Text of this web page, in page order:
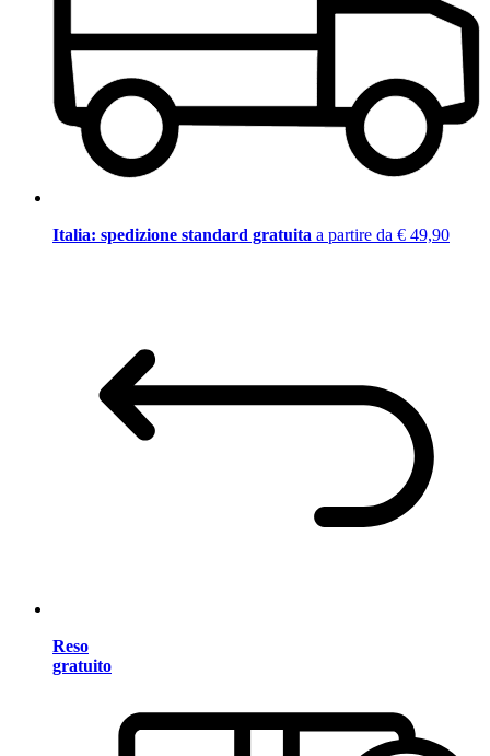
Italia: spedizione standard gratuita a partire da € 49,90
Reso
gratuito